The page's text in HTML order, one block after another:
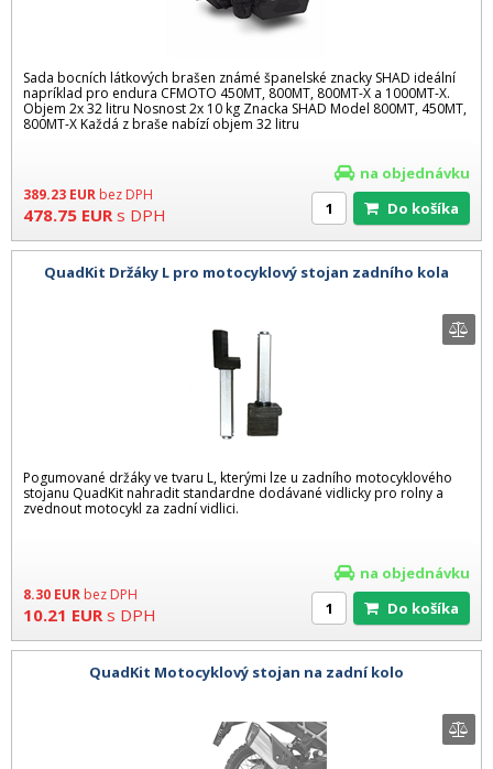
Sada bocních látkových brašen známé španelské znacky SHAD ideální
napríklad pro endura CFMOTO 450MT, 800MT, 800MT-X a 1000MT-X.
Objem 2x 32 litru Nosnost 2x 10 kg Znacka SHAD Model 800MT, 450MT,
800MT-X Každá z braše nabízí objem 32 litru
389.23 EUR bez DPH
478.75 EUR s DPH
na objednávku
Do košíka
QuadKit Držáky L pro motocyklový stojan zadního kola
Pogumované držáky ve tvaru L, kterými lze u zadního motocyklového
stojanu QuadKit nahradit standardne dodávané vidlicky pro rolny a
zvednout motocykl za zadní vidlici.
8.30 EUR bez DPH
10.21 EUR s DPH
na objednávku
Do košíka
QuadKit Motocyklový stojan na zadní kolo